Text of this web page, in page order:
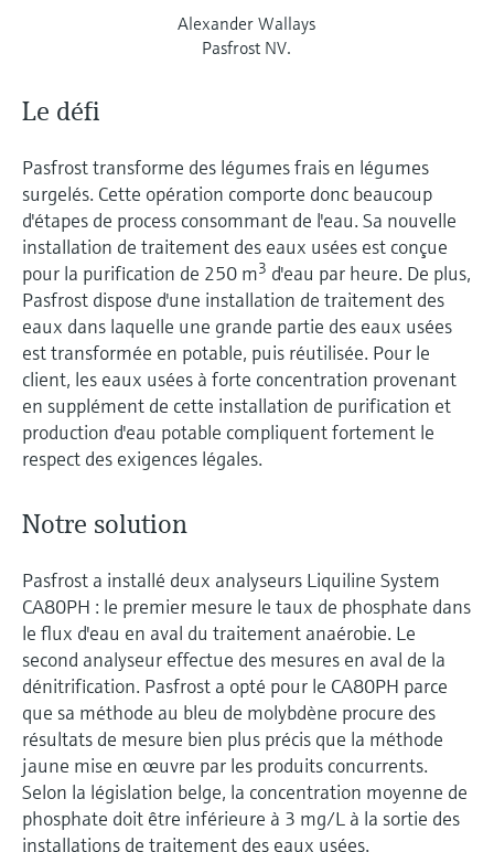
Alexander Wallays
Pasfrost NV.
Le défi
Pasfrost transforme des légumes frais en légumes
surgelés. Cette opération comporte donc beaucoup
d'étapes de process consommant de l'eau. Sa nouvelle
installation de traitement des eaux usées est conçue
pour la purification de 250 m3 d'eau par heure. De plus,
Pasfrost dispose d'une installation de traitement des
eaux dans laquelle une grande partie des eaux usées
est transformée en potable, puis réutilisée. Pour le
client, les eaux usées à forte concentration provenant
en supplément de cette installation de purification et
production d'eau potable compliquent fortement le
respect des exigences légales.
Notre solution
Pasfrost a installé deux analyseurs Liquiline System
CA80PH : le premier mesure le taux de phosphate dans
le flux d'eau en aval du traitement anaérobie. Le
second analyseur effectue des mesures en aval de la
dénitrification. Pasfrost a opté pour le CA80PH parce
que sa méthode au bleu de molybdène procure des
résultats de mesure bien plus précis que la méthode
jaune mise en œuvre par les produits concurrents.
Selon la législation belge, la concentration moyenne de
phosphate doit être inférieure à 3 mg/L à la sortie des
installations de traitement des eaux usées.